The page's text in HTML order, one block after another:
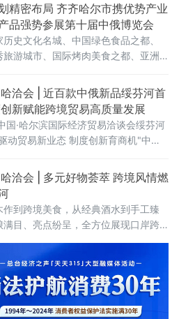
精密布局 齐齐哈尔市携优势产业
品强势参展第十届中俄博览会
史文化名城、中国绿色食品之都、
旅游城市、国际烤肉美食之都、亚洲
强势参展。齐齐哈尔展区以“大国重
粮仓”为主题惊艳亮相第十届中俄博览
积 112.5 平方米，聚焦齐齐
洽会 | 近百款中俄新品绥芬河首
新赋能跨境贸易高质量发展
国·哈尔滨国际经济贸易洽谈会绥芬河
动贸易新业态 制度创新育商机"中俄
中心举办。近百款中俄特色新品集中
家中外重点企业登台推介，精准匹配
供需，为中俄跨境贸易转型升级注入
洽会 | 多元好物荟萃 跨境风情燃
作到跨境美食，从经典酒水到手工臻
满目、亮点纷呈，全方位展现口岸跨